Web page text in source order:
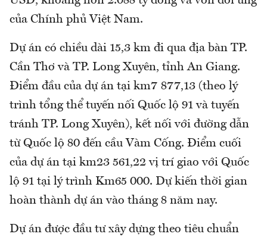
của Chính phủ Việt Nam.
Dự án có chiều dài 15,3 km đi qua địa bàn TP.
Cần Thơ và TP. Long Xuyên, tỉnh An Giang.
Điểm đầu của dự án tại km7 877,13 (theo lý
trình tổng thể tuyến nối Quốc lộ 91 và tuyến
tránh TP. Long Xuyên), kết nối với đường dẫn
từ Quốc lộ 80 đến cầu Vàm Cống. Điểm cuối
của dự án tại km23 561,22 vị trí giao với Quốc
lộ 91 tại lý trình Km65 000. Dự kiến thời gian
hoàn thành dự án vào tháng 8 năm nay.
Dự án được đầu tư xây dựng theo tiêu chuẩn